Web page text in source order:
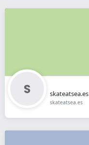
skateatsea.es
skateatsea.es